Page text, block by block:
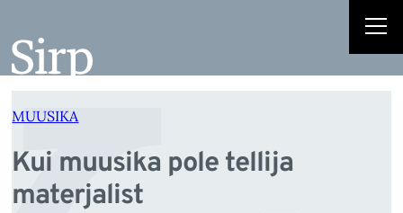
juurde
MUUSIKA
Kui muusika pole tellija
materjalist